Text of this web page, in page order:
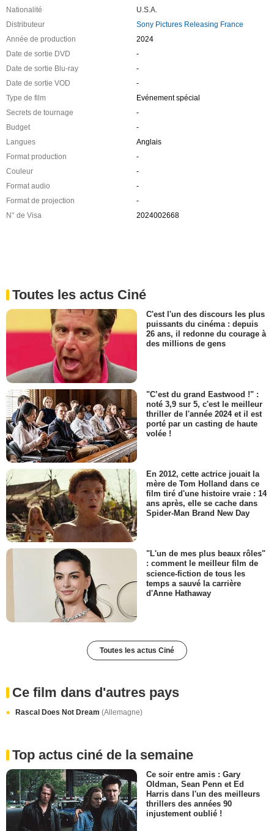
Nationalité
U.S.A.
Distributeur
Sony Pictures Releasing France
Année de production
2024
Date de sortie DVD
-
Date de sortie Blu-ray
-
Date de sortie VOD
-
Type de film
Evénement spécial
Secrets de tournage
-
Budget
-
Langues
Anglais
Format production
-
Couleur
-
Format audio
-
Format de projection
-
N° de Visa
2024002668
Toutes les actus Ciné
C'est l'un des discours les plus
puissants du cinéma : depuis
26 ans, il redonne du courage à
des millions de gens
"C’est du grand Eastwood !" :
noté 3,9 sur 5, c'est le meilleur
thriller de l'année 2024 et il est
porté par un casting de haute
volée !
En 2012, cette actrice jouait la
mère de Tom Holland dans ce
film tiré d'une histoire vraie : 14
ans après, elle se cache dans
Spider-Man Brand New Day
"L'un de mes plus beaux rôles"
: comment le meilleur film de
science-fiction de tous les
temps a sauvé la carrière
d'Anne Hathaway
Toutes les actus Ciné
Ce film dans d'autres pays
Rascal Does Not Dream (Allemagne)
Top actus ciné de la semaine
Ce soir entre amis : Gary
Oldman, Sean Penn et Ed
Harris dans l'un des meilleurs
thrillers des années 90
injustement oublié !